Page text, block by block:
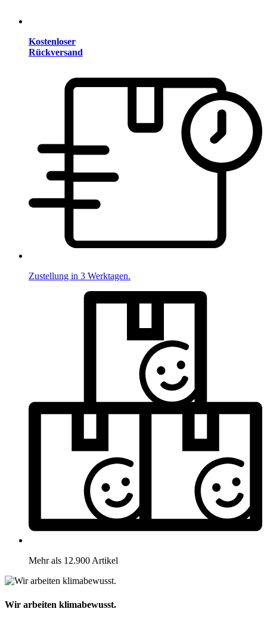
Kostenloser
Rückversand
Zustellung in 3 Werktagen.
Mehr als 12.900 Artikel
Wir arbeiten klimabewusst.